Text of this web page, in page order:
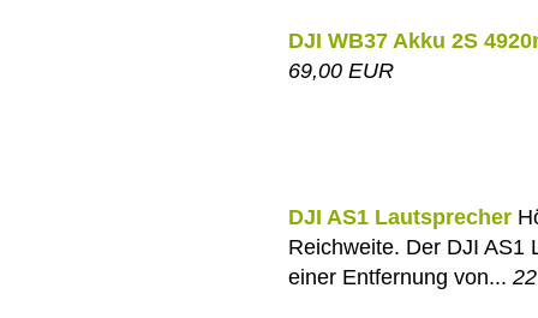
DJI WB37 Akku 2S
69,00 EUR
DJI AS1 Lautsprecher
Reichweite. Der DJI AS1
einer Entfernung von...